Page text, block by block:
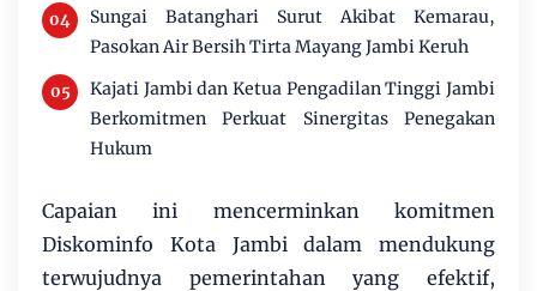
Sungai Batanghari Surut Akibat Kemarau,
Pasokan Air Bersih Tirta Mayang Jambi Keruh
Kajati Jambi dan Ketua Pengadilan Tinggi Jambi
Berkomitmen Perkuat Sinergitas Penegakan
Hukum
Capaian ini mencerminkan komitmen
Diskominfo Kota Jambi dalam mendukung
terwujudnya pemerintahan yang efektif,